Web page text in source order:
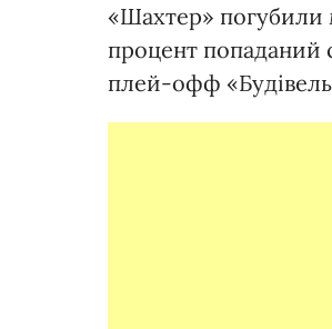
«Шахтер» погубили
процент
плей-офф